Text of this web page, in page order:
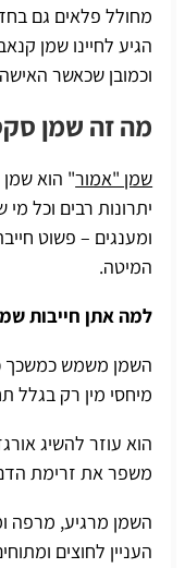
מחולל פלאים גם
הגיע לחיינו שמן
וכמובן שכאשר
מה זה שמן
שמן "אמור"
יתרונות רבים וכל
ומענגים – פשוט
המיטה.
למה אתן חייבות
מיחסי מין רק בגלל
משפר את זרימת
השמן מרגיע, מרפה
העניין לחוצים